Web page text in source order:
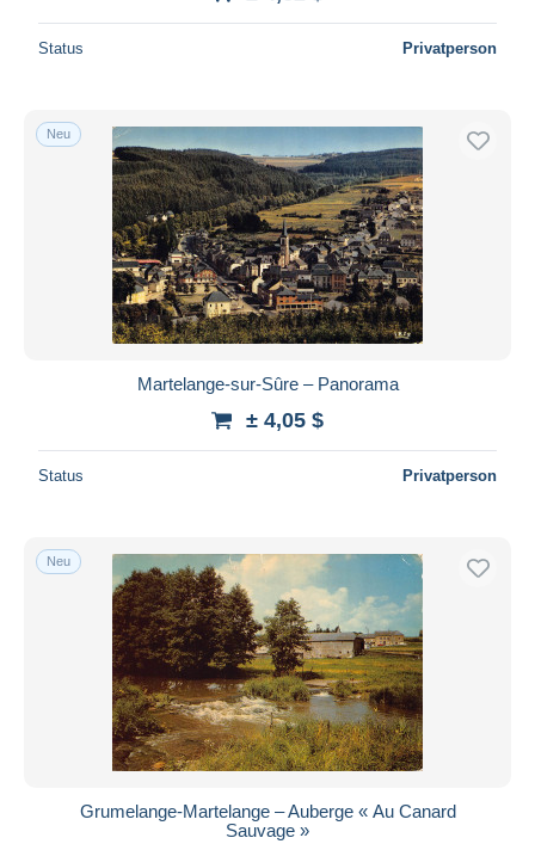
Status Privatperson
Neu
Martelange-sur-Sûre – Panorama
± 4,05 $
Status Privatperson
Neu
Grumelange-Martelange – Auberge « Au Canard
Sauvage »